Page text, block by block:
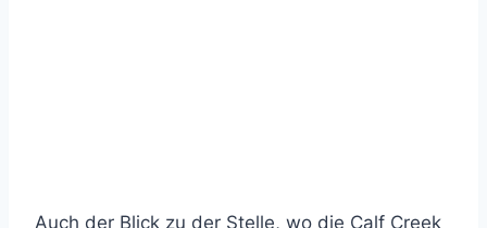
Auch der Blick zu der Stelle, wo die Calf Creek